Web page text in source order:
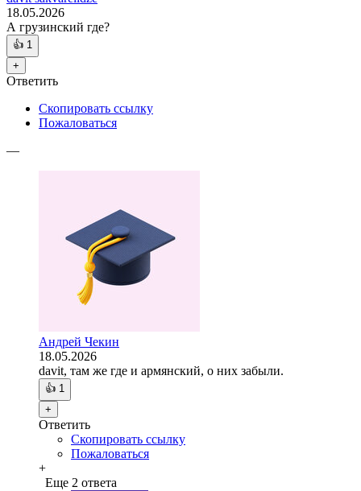
18.05.2026
А грузинский где?
👍 1
+
Ответить
Скопировать ссылку
Пожаловаться
—
Андрей Чекин
18.05.2026
davit, там же где и армянский, о них забыли.
👍 1
+
Ответить
Скопировать ссылку
Пожаловаться
+
Еще 2 ответа